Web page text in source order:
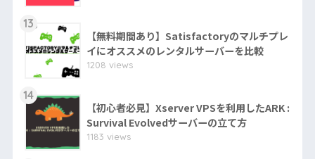
13
【無料期間あり】Satisfactoryのマルチプレ
イにオススメのレンタルサーバーを比較
1208 views
14
【初心者必見】Xserver VPSを利用したARK :
Survival Evolvedサーバーの立て方
1183 views